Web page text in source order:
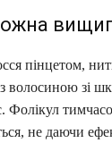
пінцетом,
волосиною зі
Фолікул
не даючи